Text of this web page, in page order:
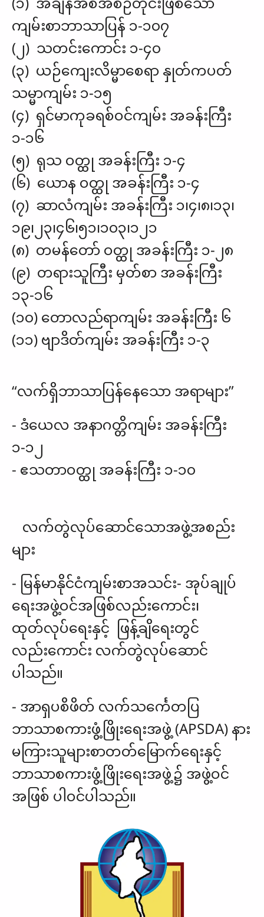
ကျမ်းစာဘာသာပြန် ၁-၁၀၇
(၂) သတင်းကောင်း ၁-၄၀
(၃) ယဉ်ကျေးလိမ္မာစေရာ နှုတ်ကပတ်
သမ္မာကျမ်း ၁-၁၅
(၄) ရှင်မာကုခရစ်ဝင်ကျမ်း အခန်းကြီး
၁-၁၆
(၅) ရုသ ဝတ္ထု အခန်းကြီး ၁-၄
(၆) ယောန ဝတ္ထု အခန်းကြီး ၁-၄
(၇) ဆာလံကျမ်း အခန်းကြီး ၁၊၄၊၈၊၁၃၊
၁၉၊၂၃၊၄၆၊၅၁၊၁၀၃၊၁၂၁
(၈) တမန်တော် ဝတ္ထု အခန်းကြီး ၁-၂၈
(၉) တရားသူကြီး မှတ်စာ အခန်းကြီး
၁၃-၁၆
(၁၀) တောလည်ရာကျမ်း အခန်းကြီး ၆
(၁၁) ဗျာဒိတ်ကျမ်း အခန်းကြီး ၁-၃
“လက်ရှိဘာသာပြန်နေသော အရာများ”
- ဒံယေလ အနာဂတ္တိကျမ်း အခန်းကြီး
၁-၁၂
- ဧသတာဝတ္ထု အခန်းကြီး ၁-၁၀
လက်တွဲလုပ်ဆောင်သောအဖွဲ့အစည်း
များ
- မြန်မာနိုင်ငံကျမ်းစာအသင်း- အုပ်ချုပ်
ရေးအဖွဲ့ဝင်အဖြစ်လည်းကောင်း၊
ထုတ်လုပ်ရေးနှင့် ဖြန့်ချိရေးတွင်
လည်းကောင်း လက်တွဲလုပ်ဆောင်
ပါသည်။
- အာရှပစိဖိတ် လက်သင်္ကေတပြ
ဘာသာစကားဖွံ့ဖြိုးရေးအဖွဲ့ (APSDA) နား
မကြားသူများစာတတ်မြောက်ရေးနှင့်
ဘာသာစကားဖွံ့ဖြိုးရေးအဖွဲ့၌ အဖွဲ့ဝင်
အဖြစ် ပါဝင်ပါသည်။